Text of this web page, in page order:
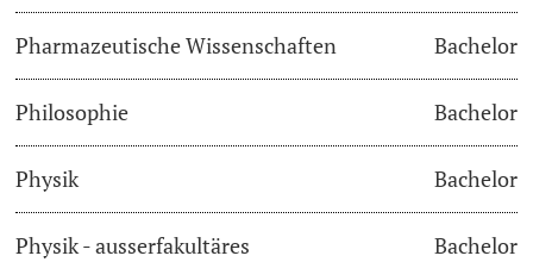
Pharmazeutische Wissenschaften Bachelor
Philosophie Bachelor
Physik Bachelor
Physik - ausserfakultäres
Bachelor